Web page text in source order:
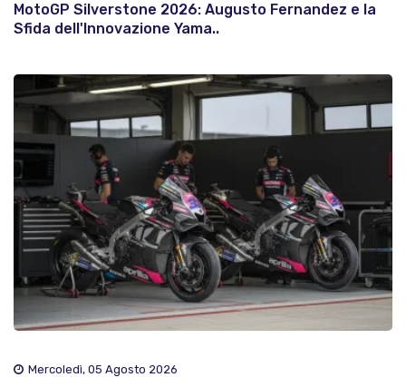
MotoGP Silverstone 2026: Augusto Fernandez e la
Sfida dell'Innovazione Yama..
Mercoledì, 05 Agosto 2026